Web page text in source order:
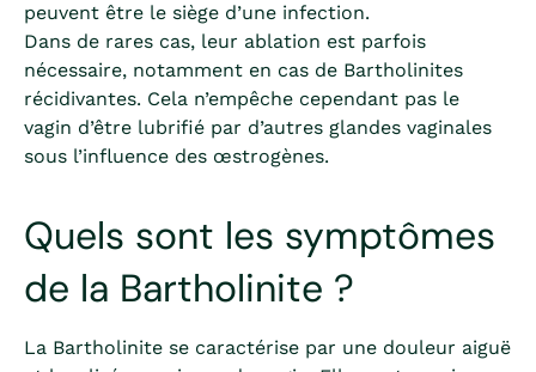
peuvent être le siège d’une infection.
Dans de rares cas, leur ablation est parfois
nécessaire, notamment en cas de Bartholinites
récidivantes. Cela n’empêche cependant pas le
vagin d’être lubrifié par d’autres glandes vaginales
sous l’influence des œstrogènes.
Quels sont les symptômes
de la Bartholinite ?
La Bartholinite se caractérise par une douleur aiguë